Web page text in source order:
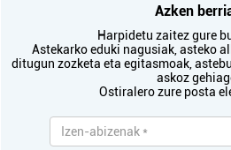
Azken
Harpidetu zaitez gure
Astekarko eduki nagusiak, asteko
ditugun zozketa eta egitasmoak,
askoz
Ostiralero zure posta